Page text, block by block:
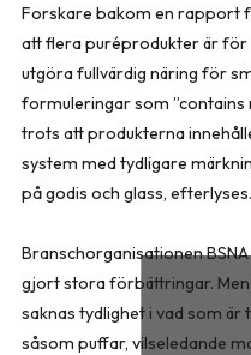
Forskare bakom en rapport
att flera puréprodukter är
utgöra fullvärdig näring för
formuleringar som ”contains
trots att produkterna
system med tydligare
på godis och glass, efterlyses.
Branschorganisationen
gjort stora förbättringar.
saknas tydlighet i vad som
såsom puffar, vilseledande